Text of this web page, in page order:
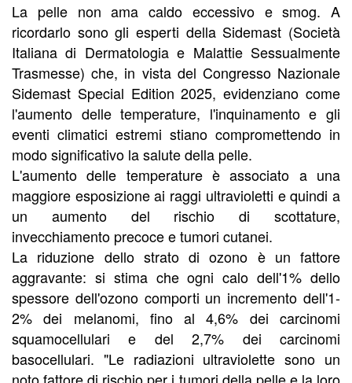
La pelle non ama caldo eccessivo e smog. A
ricordarlo sono gli esperti della Sidemast (Società
Italiana di Dermatologia e Malattie Sessualmente
Trasmesse) che, in vista del Congresso Nazionale
Sidemast Special Edition 2025, evidenziano come
l'aumento delle temperature, l'inquinamento e gli
eventi climatici estremi stiano compromettendo in
modo significativo la salute della pelle.
L'aumento delle temperature è associato a una
maggiore esposizione ai raggi ultravioletti e quindi a
un aumento del rischio di scottature,
invecchiamento precoce e tumori cutanei.
La riduzione dello strato di ozono è un fattore
aggravante: si stima che ogni calo dell'1% dello
spessore dell'ozono comporti un incremento dell'1-
2% dei melanomi, fino al 4,6% dei carcinomi
squamocellulari e del 2,7% dei carcinomi
basocellulari. "Le radiazioni ultraviolette sono un